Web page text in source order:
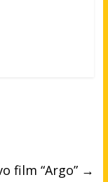
film “Argo” →